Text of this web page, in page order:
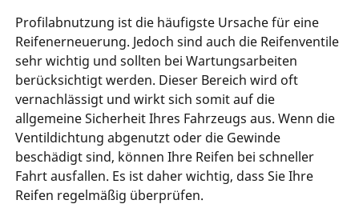
Profilabnutzung ist die häufigste Ursache für eine
Reifenerneuerung. Jedoch sind auch die Reifenventile
sehr wichtig und sollten bei Wartungsarbeiten
berücksichtigt werden. Dieser Bereich wird oft
vernachlässigt und wirkt sich somit auf die
allgemeine Sicherheit Ihres Fahrzeugs aus. Wenn die
Ventildichtung abgenutzt oder die Gewinde
beschädigt sind, können Ihre Reifen bei schneller
Fahrt ausfallen. Es ist daher wichtig, dass Sie Ihre
Reifen regelmäßig überprüfen.